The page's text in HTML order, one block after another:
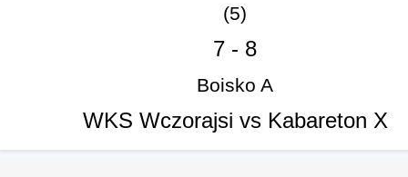
(5)
7 - 8
Boisko A
WKS Wczorajsi vs Kabareton X